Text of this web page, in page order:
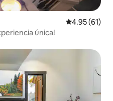
Calificación
4.95 (61)
única!